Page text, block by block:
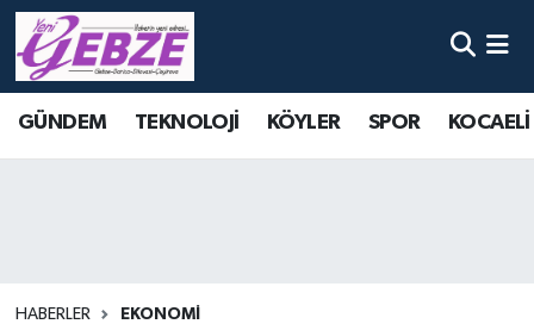
GÜNDEM TEKNOLOJİ KÖYLER SPOR
HABERLER EKONOMİ
Nöbetçi Eczaneler